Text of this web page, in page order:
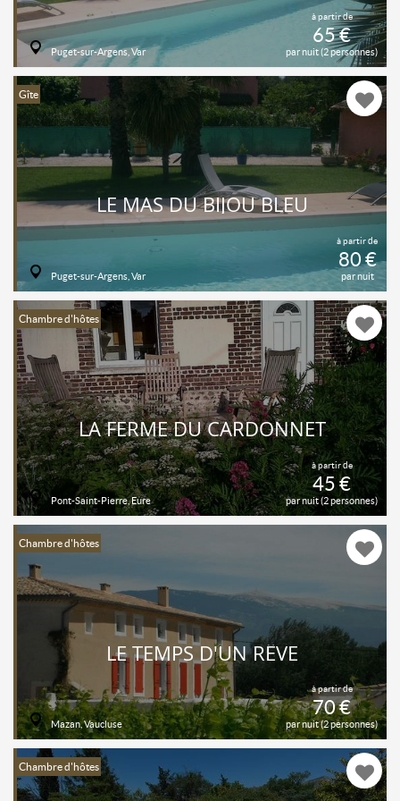
à partir de
65 €
par nuit (2 personnes)
Puget-sur-Argens, Var
Gîte
à partir de
80 €
par nuit
LE MAS DU BIJOU BLEU
Puget-sur-Argens, Var
Chambre d'hôtes
à partir de
45 €
par nuit (2 personnes)
LA FERME DU CARDONNET
Pont-Saint-Pierre, Eure
Chambre d'hôtes
à partir de
70 €
par nuit (2 personnes)
LE TEMPS D'UN RÊVE
Mazan, Vaucluse
Chambre d'hôtes